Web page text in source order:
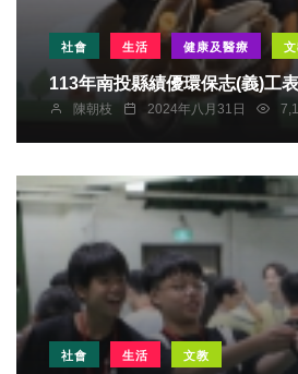
社會 生活 健康及醫療
113年南投縣績優環保志(義)工
陳朝枝 2024年八月31日
社會 生活 文教